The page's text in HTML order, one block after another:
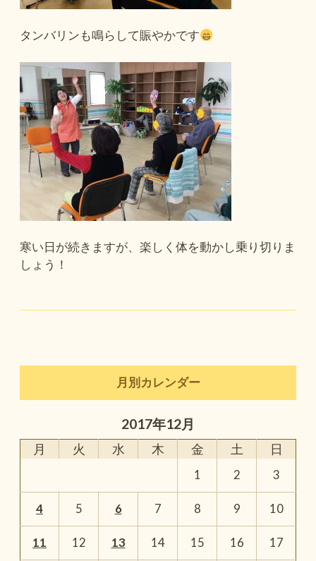
タンバリンも鳴らして賑やかです
寒い日が続きますが、楽しく体を動かし乗り切りま
しょう！
月別カレンダー
2017年12月
月 火 水 木 金 土 日
1 2 3
4 5 6 7 8 9 10
11 12 13 14 15 16 17